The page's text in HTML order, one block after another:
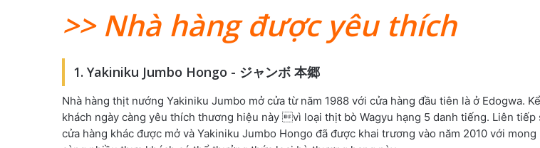
>> Nhà hàng được yêu thích
1. Yakiniku Jumbo Hongo - ジャンボ 本郷
Nhà hàng thịt nướng Yakiniku Jumbo mở cửa từ năm 1988 với cửa hàng đầu tiên là ở Edogwa.
khách ngày càng yêu thích thương hiệu này vì loại thịt bò Wagyu hạng 5 danh tiếng. Liên tiếp
cửa hàng khác được mở và Yakiniku Jumbo Hongo đã được khai trương vào năm 2010 với mong